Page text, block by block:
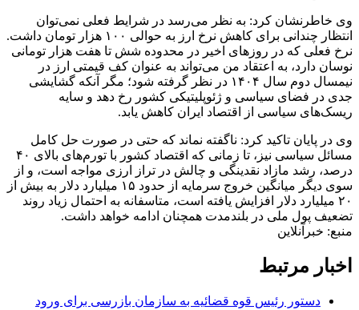
وی خاطرنشان کرد: به نظر می‌رسد در شرایط فعلی نمی‌توان
انتظار چندانی برای کاهش نرخ ارز به حوالی ۱۰۰ هزار تومان داشت.
نرخ فعلی که در روز‌های اخیر در محدوده شش تا هفت هزار تومانی
نوسان دارد، به اعتقاد من می‌تواند به عنوان کف قیمتی ارز در
نیمسال دوم سال ۱۴۰۴ در نظر گرفته شود؛ مگر آنکه گشایشی
جدی در فضای سیاسی و ژئوپلیتیکی کشور رخ دهد و سایه
ریسک‌های سیاسی از اقتصاد ایران کاهش یابد.
وی در پایان تاکید کرد: ناگفته نماند که حتی در صورت حل کامل
مسائل سیاسی نیز، تا زمانی که اقتصاد کشور با تورم‌های بالای ۴۰
درصد، رشد مازاد نقدینگی و چالش در تراز ارزی مواجه است، و از
سوی دیگر میانگین خروج سرمایه از حدود ۱۵ میلیارد دلار به بیش از
۲۰ میلیارد دلار افزایش یافته است، متاسفانه به احتمال زیاد روند
تضعیف پول ملی در بلندمدت همچنان ادامه خواهد داشت.
منبع: خبرآنلاین
اخبار مرتبط
دستور رئیس قوه قضائیه به سازمان بازرسی برای ورود